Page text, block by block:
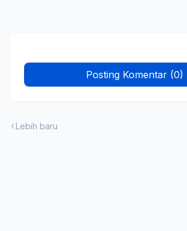
Posting Komentar (0)
Lebih baru